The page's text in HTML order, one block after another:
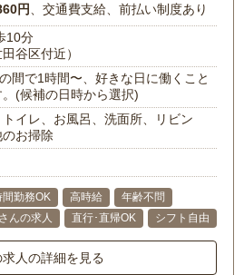
円 、交通費支給、前払い制度あり
10分
田谷区付近）
間で1時間〜、好きな日に働くこと
(候補の日時から選択)
イレ、お風呂、洗面所、リビン
お掃除
間勤務OK 高時給
年齢不問
んの求人 直行･直帰OK シフト自由
求人の詳細を見る